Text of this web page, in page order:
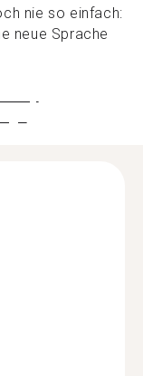
nie so einfach:
neue Sprache